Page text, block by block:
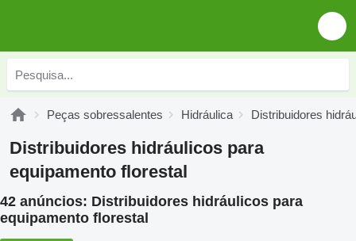
Peças sobressalentes Hidráulica Distribuidores
Distribuidores hidráulicos para
equipamento florestal
42 anúncios: Distribuidores hidráulicos para
equipamento florestal